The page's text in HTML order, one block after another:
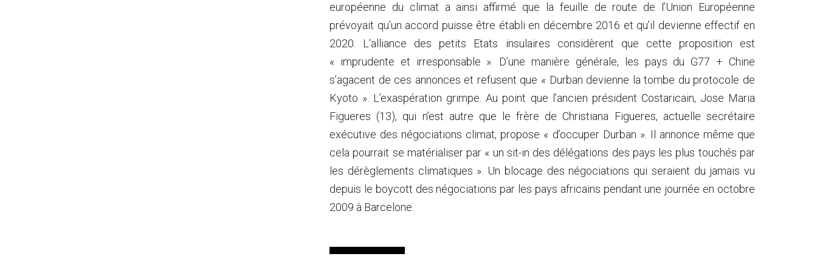
européenne du climat a ainsi affirmé que la feuille de route de l’Union Européenne
prévoyait qu’un accord puisse être établi en décembre 2016 et qu’il devienne effectif en
2020. L’alliance des petits Etats insulaires considèrent que cette proposition est
« imprudente et irresponsable ». D’une manière générale, les pays du G77 + Chine
s’agacent de ces annonces et refusent que « Durban devienne la tombe du protocole de
Kyoto ». L’exaspération grimpe. Au point que l’ancien président Costaricain, Jose Maria
Figueres (13), qui n’est autre que le frère de Christiana Figueres, actuelle secrétaire
exécutive des négociations climat, propose « d’occuper Durban ». Il annonce même que
cela pourrait se matérialiser par « un sit-in des délégations des pays les plus touchés par
les dérèglements climatiques ». Un blocage des négociations qui seraient du jamais vu
depuis le boycott des négociations par les pays africains pendant une journée en octobre
2009 à Barcelone.